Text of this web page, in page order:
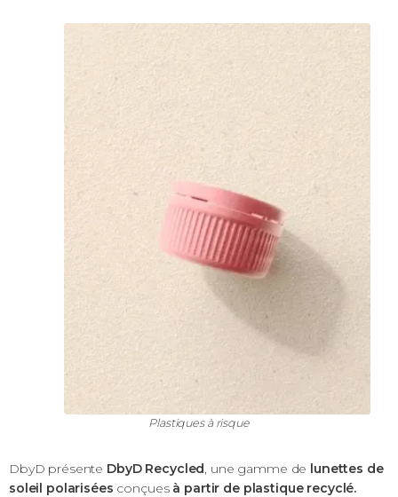
Plastiques à risque
DbyD présente DbyD Recycled, une gamme de lunettes de
soleil polarisées conçues à partir de plastique recyclé.